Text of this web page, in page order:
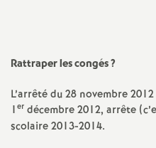
Rattraper les congés?
L’arrêté du 28 novembre
1er décembre 2012, arrête
scolaire 2013-2014.